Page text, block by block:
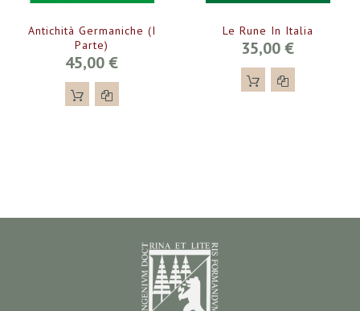
Antichità Germaniche (I
Parte)
45,00 €
Le Rune In Italia
35,00 €